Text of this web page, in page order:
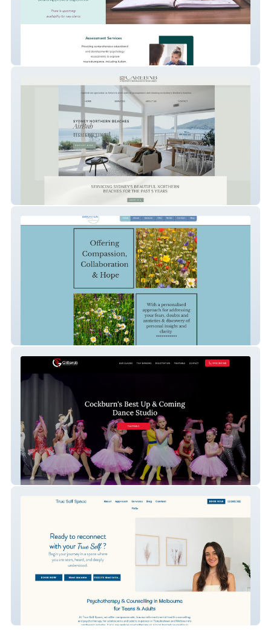
Psyched Assessments
Brighten Counselling
Glitterati Performan
True Self Space